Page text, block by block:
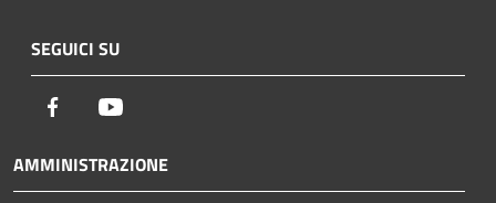
SEGUICI SU
Facebook
AMMINISTRAZIONE